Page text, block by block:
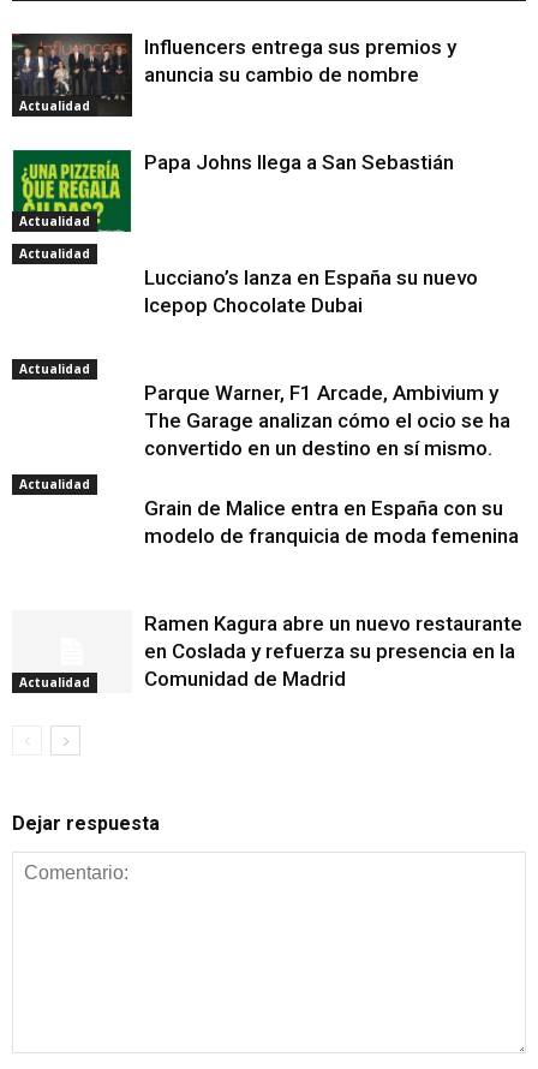
Actualidad
Influencers entrega sus premios y
anuncia su cambio de nombre
Actualidad
Papa Johns llega a San Sebastián
Actualidad
Lucciano’s lanza en España su nuevo
Icepop Chocolate Dubai
Actualidad
Parque Warner, F1 Arcade, Ambivium y
The Garage analizan cómo el ocio se ha
convertido en un destino en sí mismo.
Actualidad
Grain de Malice entra en España con su
modelo de franquicia de moda femenina
Actualidad
Ramen Kagura abre un nuevo restaurante
en Coslada y refuerza su presencia en la
Comunidad de Madrid
Dejar respuesta